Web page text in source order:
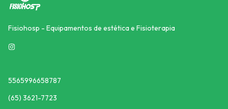
Fisiohosp - Equipamentos de estética e Fisioterapia
5565996658787
(65) 3621-7723